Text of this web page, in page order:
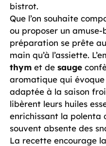
bistrot.
Que l’on souhaite
ou proposer un
préparation se prête
main qu’à l’assiette.
thym et de sauge
aromatique qui
adaptée à la saison
libèrent leurs huiles
enrichissant la polenta
souvent absente des
La recette encourage